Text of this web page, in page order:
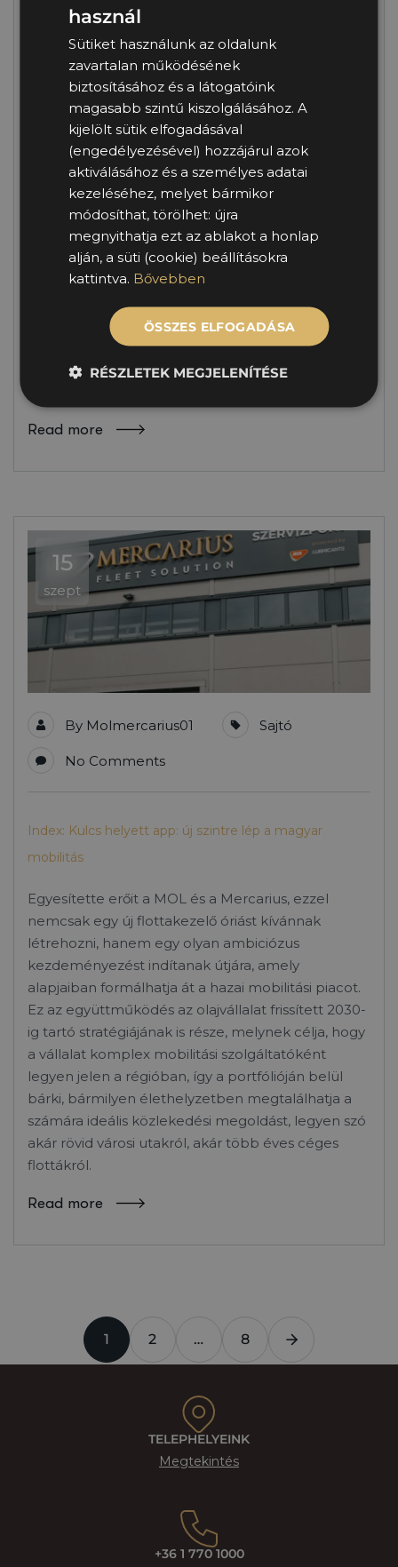
ByMolmercarius01
No Comments
Index: Három autó, egy cél: hogy a segítség célba
érjen iskolakezdéskor és a mindennapokban
A Mol megállapodást írt alá Magyarország egyik
legnagyobb és legdinamikusabban fejlődő
gépjármű-flottakezelő vállalatával, a jelenleg közel
14 ezer gépjárművet kezelő Mercarius
Flottakezelővel. A megállapodás tárgya, hogy a
holdingcéget hoz létre, amely Mol Mercarius
néven működik tovább. Az új cég a flottapiac
második legnagyobb szereplőjeként több mint 20
Read more
15
szept
By Molmercarius01 Sajtó
No Comments
Index: Kulcs helyett app: új szintre lép a magyar
mobilitás
Egyesítette erőit a MOL és a Mercarius, ezzel
nemcsak egy új flottakezelő óriást kívánnak
létrehozni, hanem egy olyan ambiciózus
kezdeményezést indítanak útjára, amely
alapjaiban formálhatja át a hazai mobilitási piacot.
Ez az együttműködés az olajvállalat frissített 2030-
ig tartó stratégiájának is része, melynek célja, hogy
a vállalat komplex mobilitási szolgáltatóként
legyen jelen a régióban, így a portfólióján belül
bárki, bármilyen élethelyzetben megtalálhatja a
számára ideális közlekedési megoldást, legyen szó
akár rövid városi utakról, akár több éves céges
flottákról.
Read more
1 2 … 8
TELEPHELYEINK
Megtekintés
+36 1 770 1000
használ
Sütiket használunk az oldalunk
zavartalan működésének
biztosításához és a látogatóink
magasabb szintű kiszolgálásához. A
kijelölt sütik elfogadásával
(engedélyezésével) hozzájárul azok
aktiválásához és a személyes adatai
kezeléséhez, melyet bármikor
módosíthat, törölhet: újra
megnyithatja ezt az ablakot a honlap
alján, a süti (cookie) beállításokra
kattintva. Bővebben
ÖSSZES ELFOGADÁSA
RÉSZLETEK MEGJELENÍTÉSE